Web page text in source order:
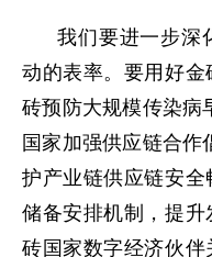
我们要进一步深
动的表率。要用好
砖预防大规模传染病
国家加强供应链合作
护产业链供应链安
储备安排机制，提
砖国家数字经济伙